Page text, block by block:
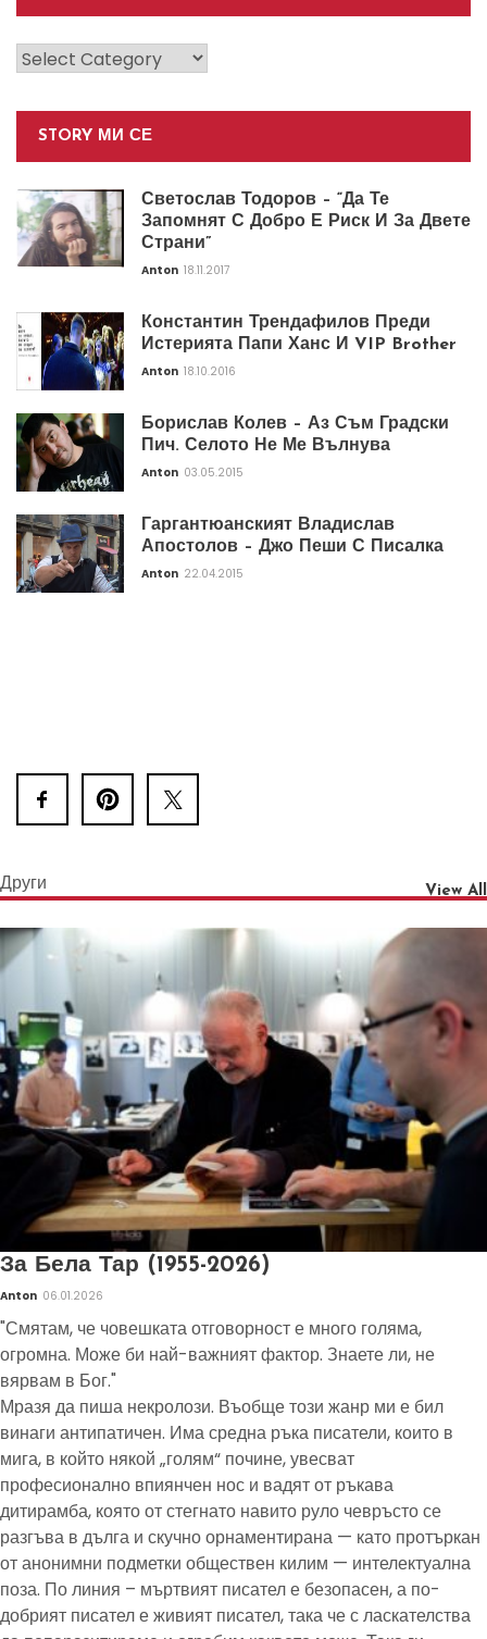
Категории
STORY МИ СЕ
Светослав Тодоров – “Да Те
Запомнят С Добро Е Риск И За Двете
Страни”
Anton 18.11.2017
Константин Трендафилов Преди
Истерията Папи Ханс И VIP Brother
Anton 18.10.2016
Борислав Колев – Аз Съм Градски
Пич. Селото Не Ме Вълнува
Anton 03.05.2015
Гаргантюанският Владислав
Апостолов – Джо Пеши С Писалка
Anton 22.04.2015
Други View All
За Бела Тар (1955-2026)
Anton 06.01.2026
"Смятам, че човешката отговорност е много голяма,
огромна. Може би най-важният фактор. Знаете ли, не
вярвам в Бог."
Мразя да пиша некролози. Въобще този жанр ми е бил
винаги антипатичен. Има средна ръка писатели, които в
мига, в който някой „голям“ почине, увесват
професионално впиянчен нос и вадят от ръкава
дитирамба, която от стегнато навито руло чевръсто се
разгъва в дълга и скучно орнаментирана — като протъркан
от анонимни подметки обществен килим — интелектуална
поза. По линия – мъртвият писател е безопасен, а по-
добрият писател е живият писател, така че с ласкателства